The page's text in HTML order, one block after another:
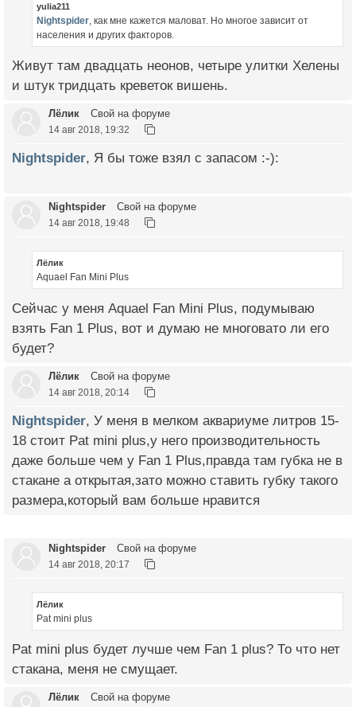
yulia211
Nightspider , как мне кажется маловат. Но многое зависит от
населения и других факторов.
Живут там двадцать неонов, четыре улитки Хелены
и штук тридцать креветок вишень.
Лёлик Свой на форуме
14 авг 2018, 19:32
Nightspider, Я бы тоже взял с запасом :-):
Nightspider Свой на форуме
14 авг 2018, 19:48
Лёлик
Aquael Fan Mini Plus
Сейчас у меня Aquael Fan Mini Plus, подумываю
взять Fan 1 Plus, вот и думаю не многовато ли его
будет?
Лёлик Свой на форуме
14 авг 2018, 20:14
Nightspider, У меня в мелком аквариуме литров 15-
18 стоит Pat mini plus,у него производительность
даже больше чем у Fan 1 Plus,правда там губка не в
стакане а открытая,зато можно ставить губку такого
размера,который вам больше нравится
Nightspider Свой на форуме
14 авг 2018, 20:17
Лёлик
Pat mini plus
Pat mini plus будет лучше чем Fan 1 plus? То что нет
стакана, меня не смущает.
Лёлик Свой на форуме